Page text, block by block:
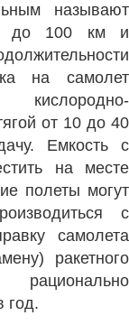
называют
до 100 км и
на самолет
кислородно-
от 10 до 40
Емкость с
на месте
полеты могут
с
самолета
ракетного
год.